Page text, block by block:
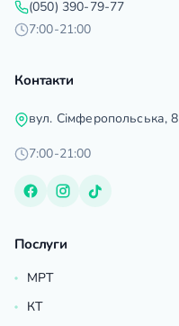
(050) 390-79-77
7:00-21:00
Контакти
вул. Сімферопольська, 8
7:00-21:00
Послуги
МРТ
КТ